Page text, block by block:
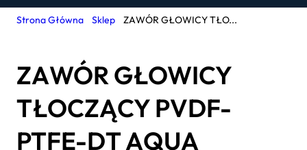
Strona Główna Sklep ZAWÓR GŁOWICY TŁO...
ZAWÓR GŁOWICY
TŁOCZĄCY PVDF-
PTFE-DT AQUA